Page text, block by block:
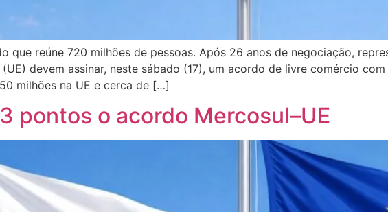
que reúne 720 milhões de pessoas. Após 26 anos de negociação,
devem assinar, neste sábado (17), um acordo de livre comércio
milhões na UE e cerca de […]
pontos o acordo Mercosul–UE